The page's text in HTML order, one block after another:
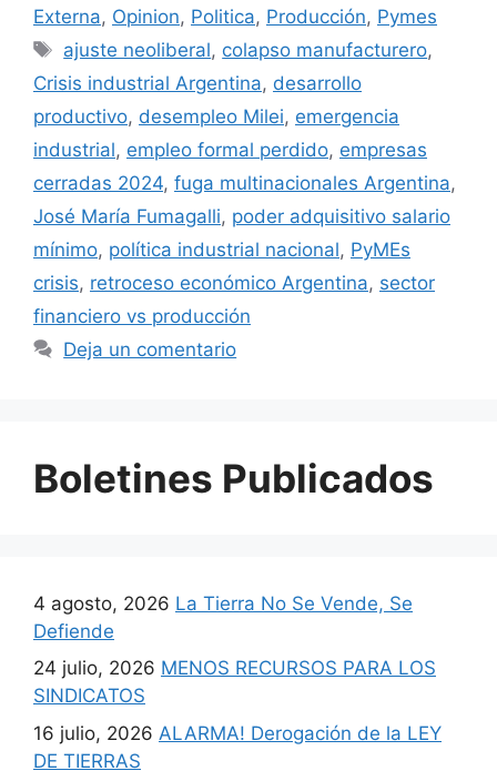
Externa, Opinion, Politica, Producción, Pymes
ajuste neoliberal, colapso manufacturero,
Crisis industrial Argentina, desarrollo
productivo, desempleo Milei, emergencia
industrial, empleo formal perdido, empresas
cerradas 2024, fuga multinacionales Argentina,
José María Fumagalli, poder adquisitivo salario
mínimo, política industrial nacional, PyMEs
crisis, retroceso económico Argentina, sector
financiero vs producción
Deja un comentario
Boletines Publicados
4 agosto, 2026 La Tierra No Se Vende, Se
Defiende
24 julio, 2026 MENOS RECURSOS PARA LOS
SINDICATOS
16 julio, 2026 ALARMA! Derogación de la LEY
DE TIERRAS